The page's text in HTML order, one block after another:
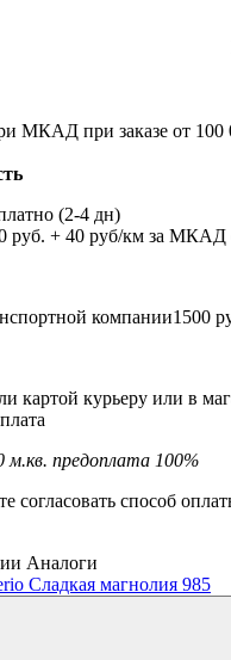
МКАД при заказе от 100
(2-4 дн)
руб. + 40 руб/км за МКАД
компании1500
картой курьеру или в
м.кв. предоплата 100%
согласовать способ
Аналоги